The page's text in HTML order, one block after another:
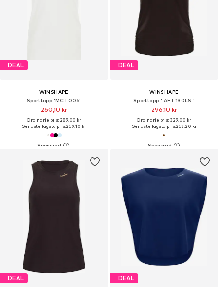
DEAL
WINSHAPE
Sporttopp 'MCT006'
260,10 kr
Ordinarie pris: 289,00 kr
Senaste lägsta pris:260,10 kr
DEAL
WINSHAPE
Sporttopp ' AET130LS '
296,10 kr
Ordinarie pris: 329,00 kr
Senaste lägsta pris:263,20 kr
DEAL DEAL